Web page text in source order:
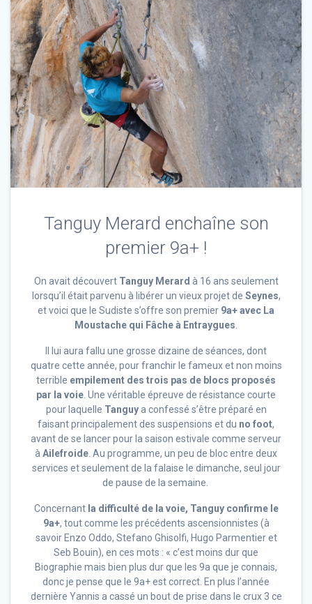
Tanguy Merard enchaîne son
premier 9a+ !
On avait découvert Tanguy Merard à 16 ans seulement
lorsqu’il était parvenu à libérer un vieux projet de Seynes,
et voici que le Sudiste s’offre son premier 9a+ avec La
Moustache qui Fâche à Entraygues
Il lui aura fallu une grosse dizaine de séances, dont
quatre cette année, pour franchir le fameux et non moins
terrible empilement des trois pas de blocs proposés
par la voie . Une véritable épreuve de résistance courte
pour laquelle Tanguya confessé s’être préparé en
faisant principalement des suspensions et du no foot,
avant de se lancer pour la saison estivale comme serveur
à Ailefroide . Au programme, un peu de bloc entre deux
services et seulement de la falaise le dimanche, seul jour
de pause de la semaine.
Concernant la difficulté de la voie, Tanguy confirme le
9a+, tout comme les précédents ascensionnistes (à
savoir Enzo Oddo, Stefano Ghisolfi, Hugo Parmentier et
Seb Bouin), en ces mots : « c’est moins dur que
Biographie mais bien plus dur que les 9a que je connais,
donc je pense que le 9a+ est correct. En plus l’année
dernière Yannis a cassé un bout de prise dans le crux 3 ce